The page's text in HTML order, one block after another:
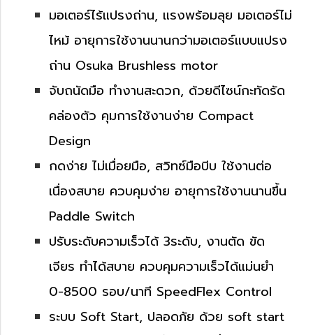
มอเตอร์ไร้แปรงถ่าน, แรงพร้อมลุย มอเตอร์ไม่
ไหม้ อายุการใช้งานนานกว่ามอเตอร์แบบแปรง
ถ่าน Osuka Brushless motor
จับถนัดมือ ทำงานสะดวก, ด้วยดีไซน์กะทัดรัด
คล่องตัว คุมการใช้งานง่าย Compact
Design
กดง่าย ไม่เมื่อยมือ, สวิทซ์มือบีบ ใช้งานต่อ
เนื่องสบาย ควบคุมง่าย อายุการใช้งานนานขึ้น
Paddle Switch
ปรับระดับความเร็วได้ 3ระดับ, งานตัด ขัด
เจียร ทำได้สบาย ควบคุมความเร็วได้แม่นยำ
0-8500 รอบ/นาที SpeedFlex Control
ระบบ Soft Start, ปลอดภัย ด้วย soft start